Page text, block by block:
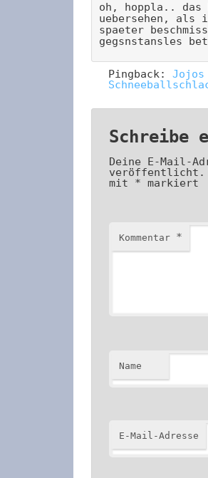
oh, hoppla.. das
uebersehen, als
spaeter
gegsnstansles
Pingback:
Schreibe
Deine E-Mail-
veröffentlicht.
mit * markiert
Kommentar *
Name
E-Mail-Adresse